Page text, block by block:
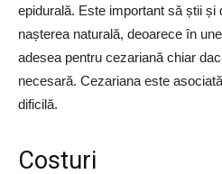
epidurală. Este important să știi și
nașterea naturală, deoarece în
adesea pentru cezariană chiar
necesară. Cezariana este
dificilă.
Costuri